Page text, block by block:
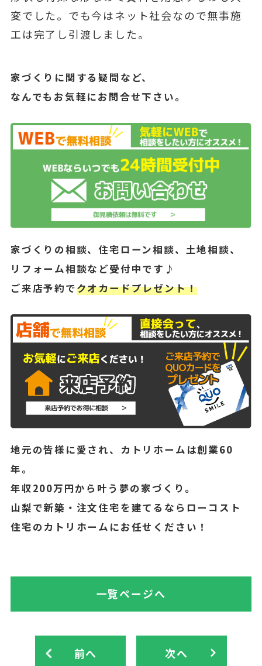
変でした。でも今はネット社会なので無事施
工は完了し引渡しました。
家づくりに関する疑問など、
なんでもお気軽にお問合せ下さい。
家づくりの相談、住宅ローン相談、土地相談、
リフォーム相談など受付中です♪
ご来店予約でクオカードプレゼント！
地元の皆様に愛され、カトリホームは創業60
年。
年収200万円から叶う夢の家づくり。
山梨で新築・注文住宅を建てるならローコスト
住宅のカトリホームにお任せください！
前へ
一覧ページへ
次へ